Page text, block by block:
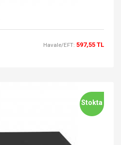
Havale/EFT: 597,55 TL
Stokta